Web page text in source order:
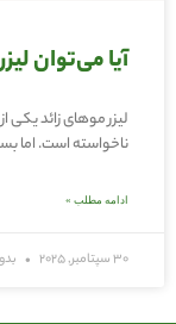
آیا می‌توان
لیزر موهای زائد
ناخواسته است. اما
ادامه مطلب »
30 سپتامبر, 2025